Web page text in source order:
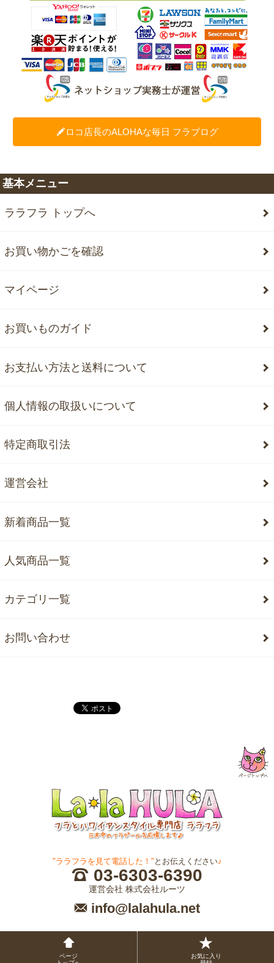
ロコ店長のALOHAな毎日 フラブログ
基本メニュー
ララフラ トップへ
お買い物かごを確認
マイページ
お買いものガイド
お支払い方法と送料について
個人情報の取扱いについて
特定商取引法
運営会社
新着商品一覧
人気商品一覧
カテゴリ一覧
お問い合わせ
"ララフラを見て電話した！" とお伝えください♪
03-6303-6390
運営会社 株式会社ルーツ
info@lalahula.net
ページ
お気に入り